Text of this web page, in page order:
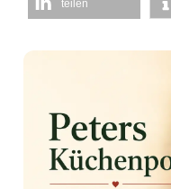
teilen